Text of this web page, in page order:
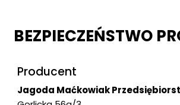
BEZPIECZEŃSTWO
Producent
Jagoda Maćkowiak